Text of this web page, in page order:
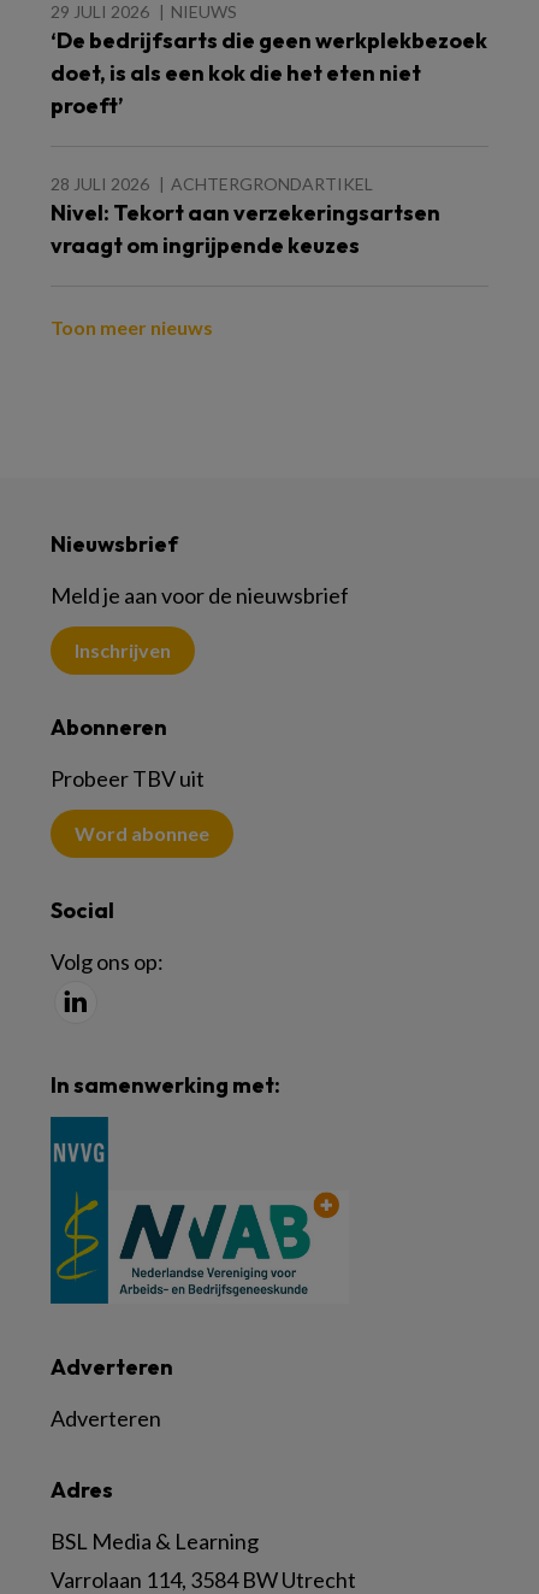
29 JULI 2026 NIEUWS
‘De bedrijfsarts die geen werkplekbezoek
doet, is als een kok die het eten niet
proeft’
28 JULI 2026 ACHTERGRONDARTIKEL
Nivel: Tekort aan verzekeringsartsen
vraagt om ingrijpende keuzes
Toon meer nieuws
Nieuwsbrief
Meld je aan voor de nieuwsbrief
Inschrijven
Abonneren
Probeer TBV uit
Word abonnee
Social
Volg ons op:
Adres
BSL Media & Learning
Varrolaan 114, 3584 BW Utrecht
Adverteren
Adverteren
In samenwerking met: